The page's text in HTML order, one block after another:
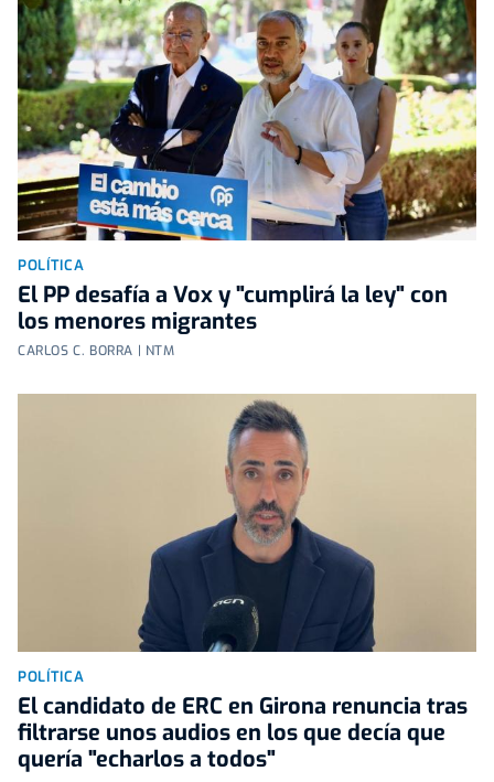
POLÍTICA
El PP desafía a Vox y "cumplirá la ley" con
los menores migrantes
CARLOS C. BORRA | NTM
POLÍTICA
El candidato de ERC en Girona renuncia tras
filtrarse unos audios en los que decía que
quería "echarlos a todos"